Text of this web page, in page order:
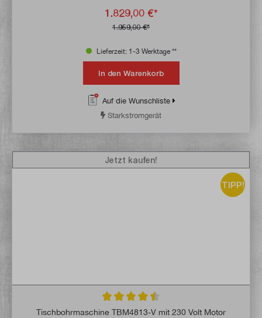
1.829,00 €*
1.959,00 €*
Lieferzeit: 1-3 Werktage **
In den Warenkorb
Auf die Wunschliste
Starkstromgerät
TIPP!
Durchschnittliche Bewertung von 4.5 von
Tischbohrmaschine TBM4813-V mit 230 Volt Motor
Jetzt kaufen!